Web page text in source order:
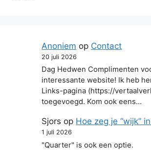
Anoniem op Contact
20 juli 2026
Dag Hedwen Complimenten
interessante website! Ik heb
Links-pagina (https://
toegevoegd. Kom ook eens…
Sjors op Hoe zeg je “wijk”
1 juli 2026
"Quarter" is ook een optie.